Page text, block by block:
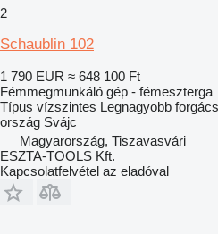
2
Schaublin 102
1 790 EUR ≈ 648 100 Ft
Fémmegmunkáló gép - fémeszterga
Típus vízszintes Legnagyobb
ország Svájc
Magyarország, Tiszavasvári
ESZTA-TOOLS Kft.
Kapcsolatfelvétel az eladóval